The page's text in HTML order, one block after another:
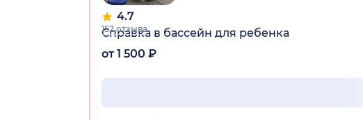
4.7
152 отзыва
Справка в бассейн для ребенка
от 1 500 ₽